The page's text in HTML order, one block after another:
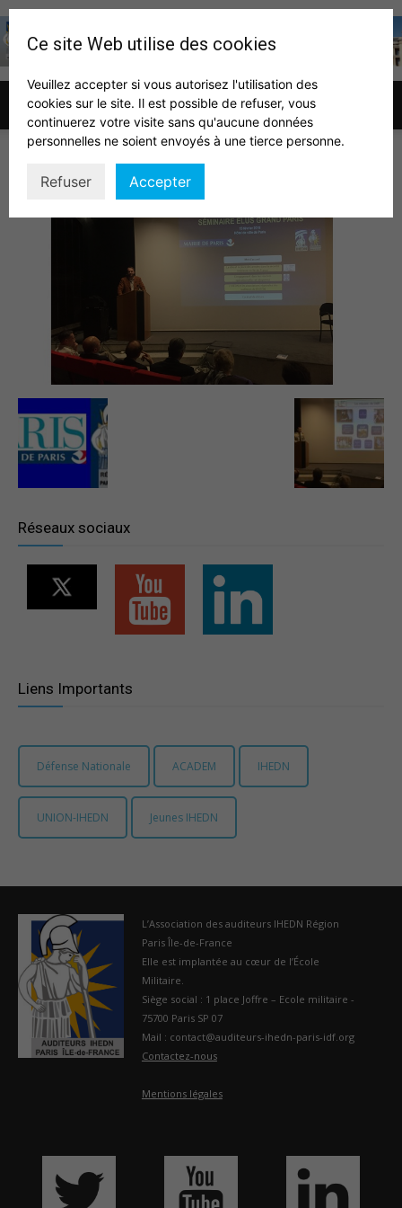
Association
auditeurs
IHEDN
Paris
France
seminaire elus fev 2018 2
Réseaux sociaux
Liens Importants
Défense Nationale ACADEM IHEDN
UNION-IHEDN Jeunes IHEDN
L’Association des auditeurs IHEDN Région
Paris Île-de-France
Elle est implantée au cœur de l’École
Militaire.
Siège social : 1 place Joffre – Ecole militaire -
75700 Paris SP 07
Mail : contact@auditeurs-ihedn-paris-idf.org
Contactez-nous
Mentions légales
Ce site Web utilise des cookies
Veuillez accepter si vous autorisez l'utilisation des
cookies sur le site. Il est possible de refuser, vous
continuerez votre visite sans qu'aucune données
personnelles ne soient envoyés à une tierce personne.
Refuser Accepter